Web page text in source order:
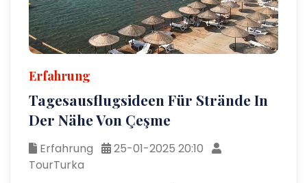
Erfahrung
Tagesausflugsideen Für Strände In
Der Nähe Von Çeşme
Erfahrung
25-01-2025 20:10
TourTurka